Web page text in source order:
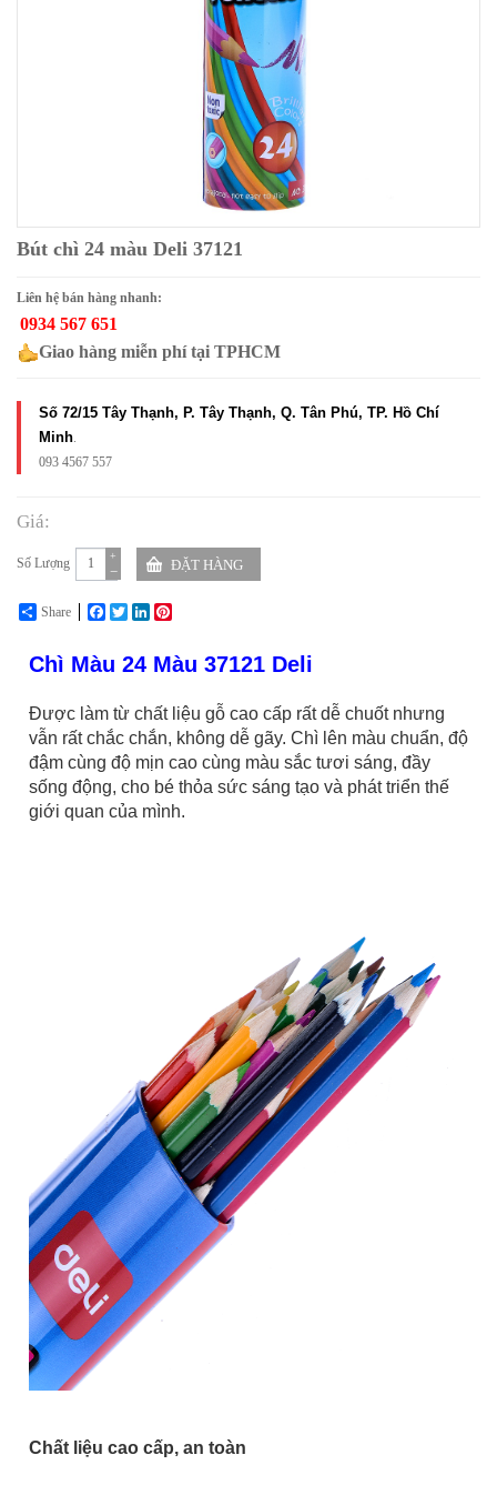
Bút chì 24 màu Deli 37121
Liên hệ bán hàng nhanh:
0934 567 651
Giao hàng miễn phí tại TPHCM
Số 72/15 Tây Thạnh, P. Tây Thạnh, Q. Tân Phú, TP. Hồ Chí
Minh
093 4567 557
Giá:
Số Lượng −
+
Share FacebookTwitterLinkedIn
Chì Màu 24 Màu 37121 Deli
Được làm từ chất liệu gỗ cao cấp rất dễ chuốt nhưng
vẫn rất chắc chắn, không dễ gãy. Chì lên màu chuẩn, độ
đậm cùng độ mịn cao cùng màu sắc tươi sáng, đầy
sống động, cho bé thỏa sức sáng tạo và phát triển thế
giới quan của mình.
Chất liệu cao cấp, an toàn